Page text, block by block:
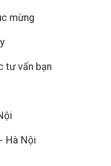
mừng
tư vấn bạn
Hà Nội